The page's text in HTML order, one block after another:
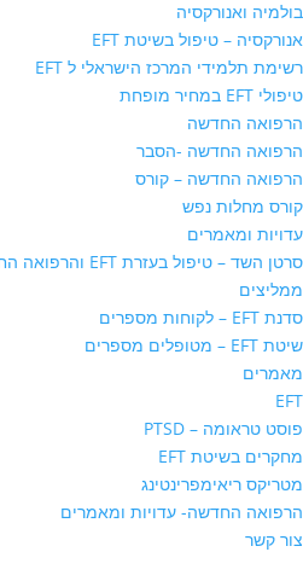
בולמיה ואנורקסיה
אנורקסיה – טיפול בשיטת EFT
רשימת תלמידי המרכז הישראלי ל EFT
טיפולי EFT במחיר מופחת
הרפואה החדשה
הרפואה החדשה -הסבר
הרפואה החדשה – קורס
קורס מחלות נפש
עדויות ומאמרים
סרטן השד – טיפול בעזרת EFT והרפואה החדשה
ממליצים
סדנת EFT – לקוחות מספרים
שיטת EFT – מטופלים מספרים
מאמרים
EFT
פוסט טראומה – PTSD
מחקרים בשיטת EFT
מטריקס ריאימפרינטינג
הרפואה החדשה- עדויות ומאמרים
צור קשר